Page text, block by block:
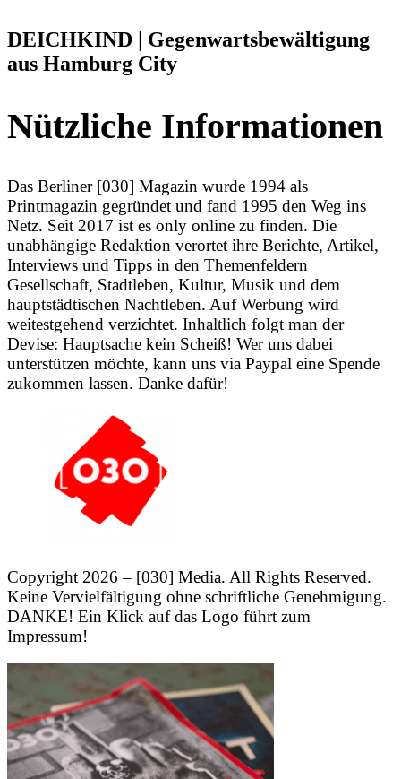
DEICHKIND | Gegenwartsbewältigung
aus Hamburg City
Nützliche Informationen
Das Berliner [030] Magazin wurde 1994 als
Printmagazin gegründet und fand 1995 den Weg ins
Netz. Seit 2017 ist es only online zu finden. Die
unabhängige Redaktion verortet ihre Berichte, Artikel,
Interviews und Tipps in den Themenfeldern
Gesellschaft, Stadtleben, Kultur, Musik und dem
hauptstädtischen Nachtleben. Auf Werbung wird
weitestgehend verzichtet. Inhaltlich folgt man der
Devise: Hauptsache kein Scheiß! Wer uns dabei
unterstützen möchte, kann uns via Paypal eine Spende
zukommen lassen. Danke dafür!
Copyright 2026 – [030] Media. All Rights Reserved.
Keine Vervielfältigung ohne schriftliche Genehmigung.
DANKE! Ein Klick auf das Logo führt zum
Impressum!